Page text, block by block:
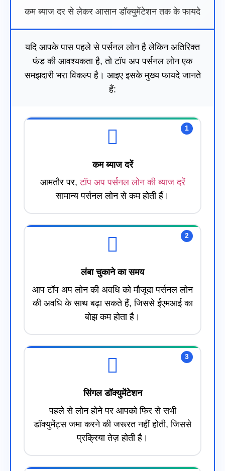
कम ब्याज दर से लेकर आसान डॉक्युमेंटेशन तक के फायदे
यदि आपके पास पहले से पर्सनल लोन है लेकिन अतिरिक्त
फंड की आवश्यकता है, तो टॉप अप पर्सनल लोन एक
समझदारी भरा विकल्प है। आइए इसके मुख्य फायदे जानते
हैं:
1
कम ब्याज दरें
आमतौर पर,टॉप अप पर्सनल लोन की ब्याज दरें
सामान्य पर्सनल लोन से कम होती हैं।
2
लंबा चुकाने का समय
आप टॉप अप लोन की अवधि को मौजूदा पर्सनल लोन
की अवधि के साथ बढ़ा सकते हैं, जिससे ईएमआई का
बोझ कम होता है।
3
सिंगल डॉक्युमेंटेशन
पहले से लोन होने पर आपको फिर से सभी
डॉक्युमेंट्स जमा करने की जरूरत नहीं होती, जिससे
प्रक्रिया तेज़ होती है।